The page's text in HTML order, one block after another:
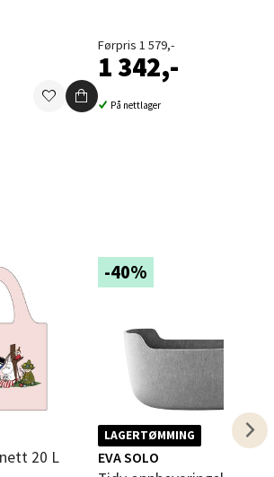
Førpris 1 579,-
1 342,-
På nettlager
-40%
LAGERTØMMING
EVA SOLO